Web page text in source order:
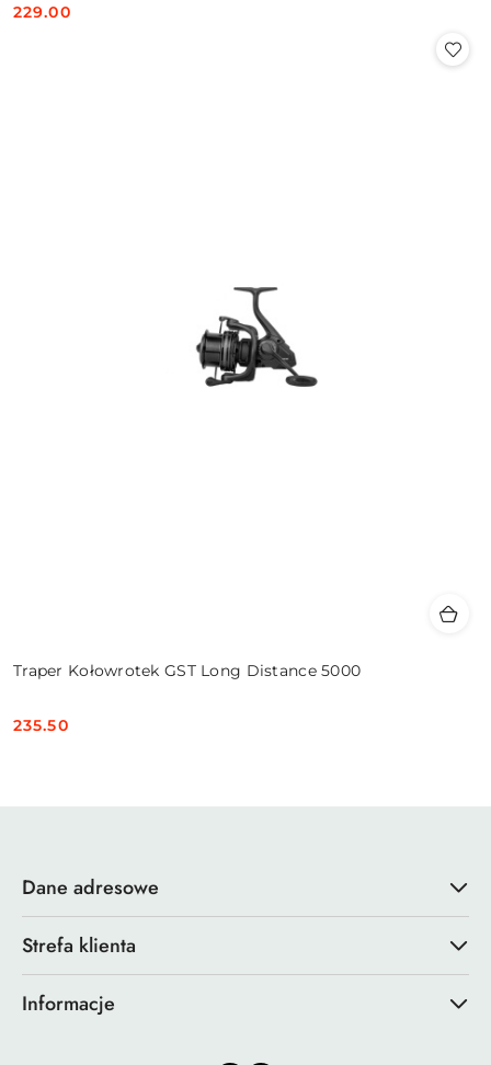
Cena:
229.00
Traper Kołowrotek GST Long Distance 5000
Cena:
235.50
Dane adresowe
Strefa klienta
Informacje